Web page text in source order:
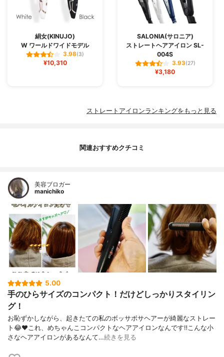
絹女(KINUJO)
W ワールドワイドモデル
3.98(3)
¥10,310
SALONIA(サロニア)
ストレートヘアアイロン SL-
004S
3.93(27)
¥3,180
ストレートアイロンランキングをもっと見る
関連おすすめクチコミ
美容ブロガー
manichiko
5.00
手のひらサイズのコンパクト！だけどしっかりスタイリン
グ！
お恥ずかしながら、起きたての私のボッサボサヘアーが綺麗なストレー
ト😂❤️これ、めちゃんこコンパクトなヘアアイロンなんです‼︎こんな小
さなヘアアイロンがあるなんて…続きを見る